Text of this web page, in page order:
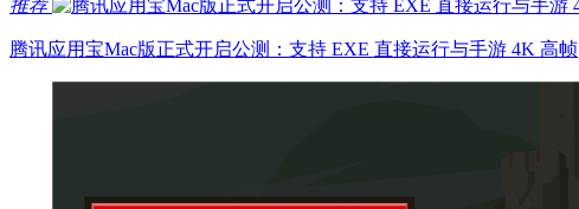
推荐
腾讯应用宝Mac版正式开启公测：支持 EXE 直接运行与手游 4K 高帧